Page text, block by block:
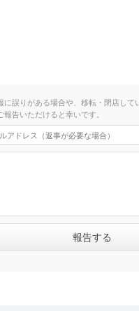
に誤りがある場合や、移転・閉店して
報告いただけると幸いです。